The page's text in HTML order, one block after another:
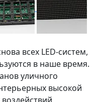
всех LED-систем,
в наше время.
уличного
высокой